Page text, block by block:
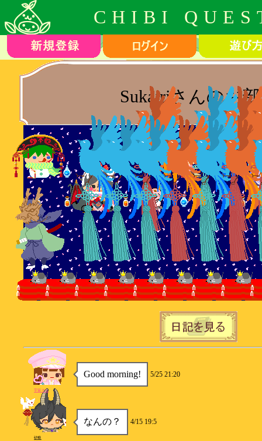
CHIBI
Sukairjさんのお
Good morning! 5/25 21:20
宇宙そら
なんの？ 4/15 19:5
砂糖